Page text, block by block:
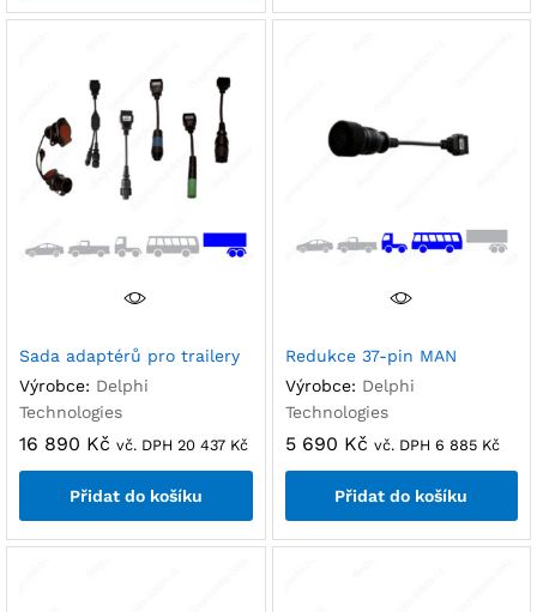
Sada adaptérů pro trailery
Výrobce: Delphi
Technologies
16 890 Kč vč. DPH 20 437 Kč
Přidat do košíku
Redukce 37-pin MAN
Výrobce: Delphi
Technologies
5 690 Kč vč. DPH 6 885 Kč
Přidat do košíku